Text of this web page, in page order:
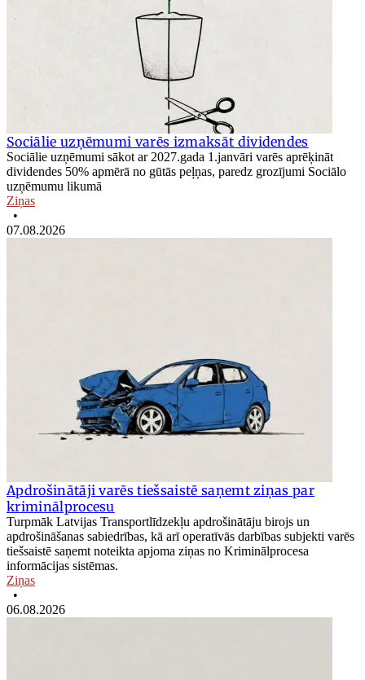
Sociālie uzņēmumi varēs izmaksāt dividendes
Sociālie uzņēmumi sākot ar 2027.gada 1.janvāri varēs aprēķināt
dividendes 50% apmērā no gūtās peļņas, paredz grozījumi Sociālo
uzņēmumu likumā
Ziņas
•
07.08.2026
Apdrošinātāji varēs tiešsaistē saņemt ziņas par
kriminālprocesu
Turpmāk Latvijas Transportlīdzekļu apdrošinātāju birojs un
apdrošināšanas sabiedrības, kā arī operatīvās darbības subjekti varēs
tiešsaistē saņemt noteikta apjoma ziņas no Kriminālprocesa
informācijas sistēmas.
Ziņas
•
06.08.2026